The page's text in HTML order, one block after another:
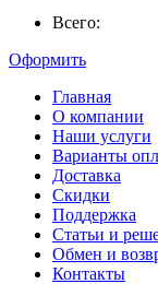
Всего:
Оформить
Главная
О компании
Наши услуги
Варианты
Доставка
Скидки
Поддержка
Статьи и
Обмен и
Контакты